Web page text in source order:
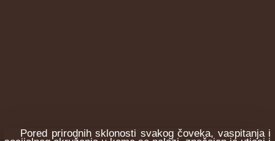
Pored prirodnih sklonosti svakog čoveka, vaspitanja i